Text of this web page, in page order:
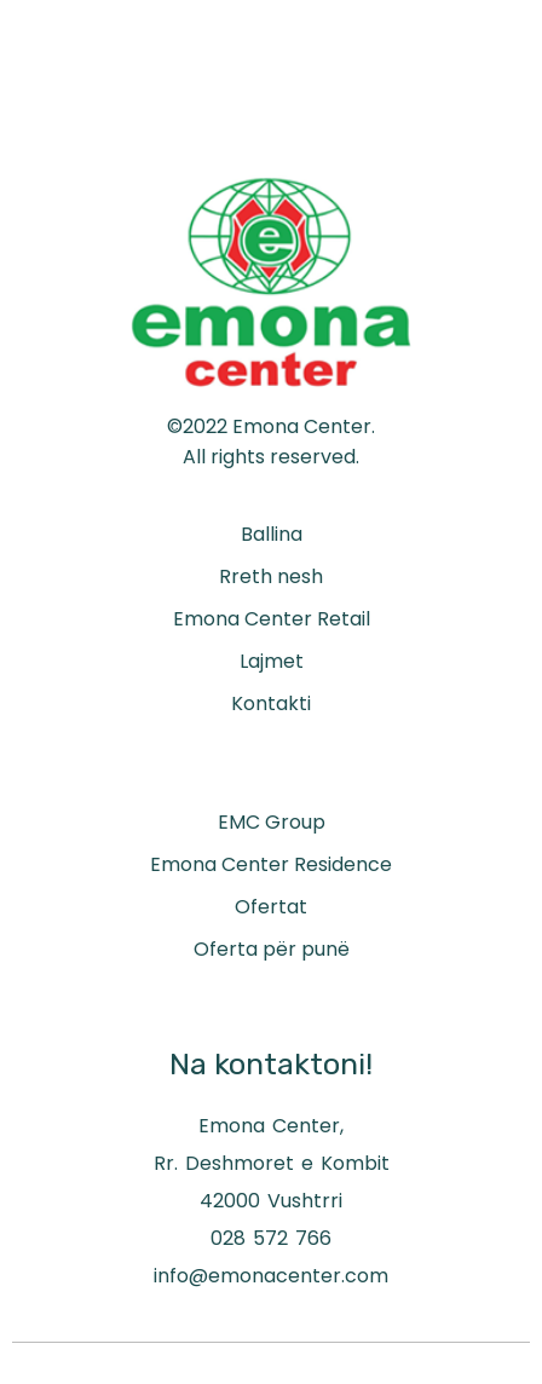
©2022 Emona Center.
All rights reserved.
Ballina
Rreth nesh
Emona Center Retail
Lajmet
Kontakti
EMC Group
Emona Center Residence
Ofertat
Oferta për punë
Na kontaktoni!
Emona Center,
Rr. Deshmoret e Kombit
42000 Vushtrri
028 572 766
info@emonacenter.com